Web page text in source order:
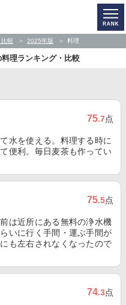
較 2025年版 料理
料理ランキング・比較
75.7点
水を使える。料理する時に
便利。毎日麦茶も作ってい
75.5点
は近所にある無料の浄水機
いに行く手間・運ぶ手間が
も左右されなくなったので
74.3点